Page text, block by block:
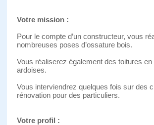
Votre mission :
Pour le compte d’un constructeur, vous
nombreuses poses d’ossature bois.
Vous réaliserez également des toitures en
ardoises.
Vous interviendrez quelques fois sur des
rénovation pour des particuliers.
Votre profil :